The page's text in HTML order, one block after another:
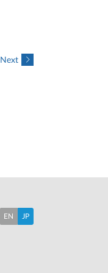
Next
EN JP